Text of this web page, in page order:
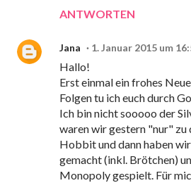
ANTWORTEN
Jana 1. Januar 2015 um
Hallo!
Erst einmal ein frohes
Folgen tu ich euch durch
Ich bin nicht sooooo der
waren wir gestern "nur"
Hobbit und dann haben
gemacht (inkl. Brötchen)
Monopoly gespielt. Für